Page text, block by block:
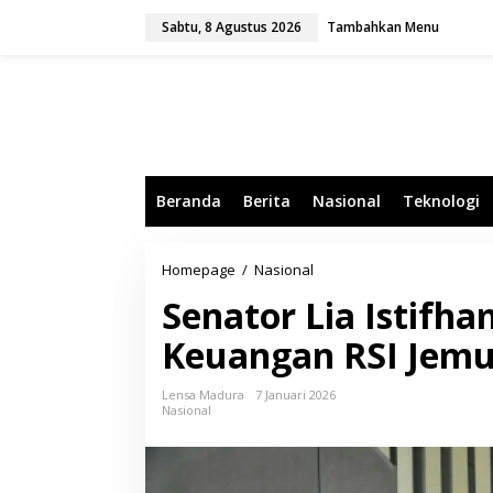
Sabtu, 8 Agustus 2026 Tambahkan Menu
Beranda Berita Nasional Teknologi
Homepage / Nasional
a
t
o
r
a
Senator Lia
Keuangan RSI
Lensa Madura
7 Januari 2026
Nasional